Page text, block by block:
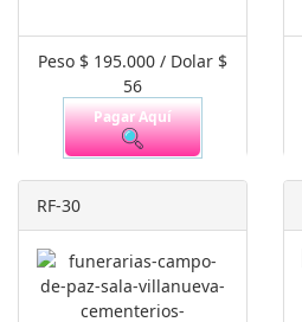
Peso $ 195.000 / Dolar $
56
Pagar Aquí
RF-30